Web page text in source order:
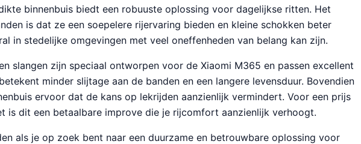
binnenbuis biedt een robuuste oplossing voor dagelijkse ritten. Het
is dat ze een soepelere rijervaring bieden en kleine schokken beter
in stedelijke omgevingen met veel oneffenheden van belang kan zijn.
slangen zijn speciaal ontworpen voor de Xiaomi M365 en passen excellent
minder slijtage aan de banden en een langere levensduur. Bovendien
ervoor dat de kans op lekrijden aanzienlijk vermindert. Voor een prijs
is dit een betaalbare improve die je rijcomfort aanzienlijk verhoogt.
als je op zoek bent naar een duurzame en betrouwbare oplossing voor